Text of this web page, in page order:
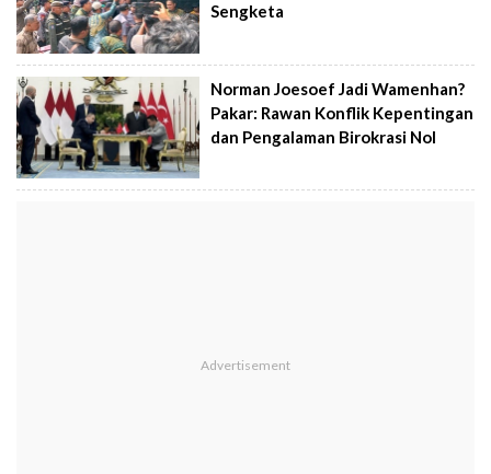
Sengketa
Norman Joesoef Jadi Wamenhan?
Pakar: Rawan Konflik Kepentingan
dan Pengalaman Birokrasi Nol